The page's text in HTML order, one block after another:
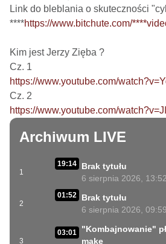
Link do bleblania o skuteczności
****https://www.bitchute.com/
Kim jest Jerzy Zięba ?
https://www.youtube.com/
https://www.youtube.com/
Archiwum LIVE
1
19:14
Brak tytułu
6 sierpnia 2026, 13:52
2
01:52
Brak tytułu
6 sierpnia 2026, 09:59
3
03:01
"Kombajnowanie"
mąkę